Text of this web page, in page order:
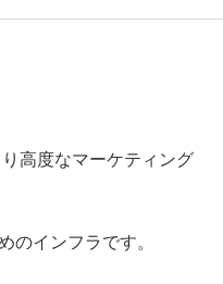
高度なマーケティング
のインフラです。